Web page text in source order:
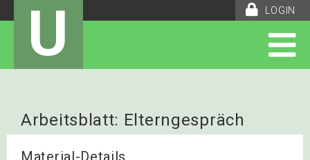
LOGIN
U
Arbeitsblatt: Elterngespräch
Wandtafel
Material-Details